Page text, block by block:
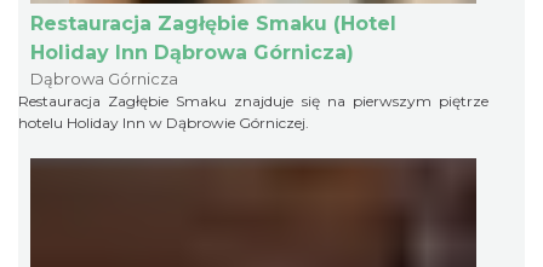
Restauracja Zagłębie Smaku (Hotel
Holiday Inn Dąbrowa Górnicza)
Dąbrowa Górnicza
Restauracja Zagłębie Smaku znajduje się na pierwszym piętrze
hotelu Holiday Inn w Dąbrowie Górniczej.